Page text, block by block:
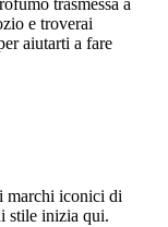
trasmessa a
e troverai
aiutarti a fare
marchi iconici di
stile inizia qui.